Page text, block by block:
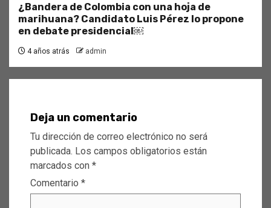
¿Bandera de Colombia con una hoja de
marihuana? Candidato Luis Pérez lo propone
en debate presidencial￼
4 años atrás admin
Deja un comentario
Tu dirección de correo electrónico no será
publicada. Los campos obligatorios están
marcados con *
Comentario *